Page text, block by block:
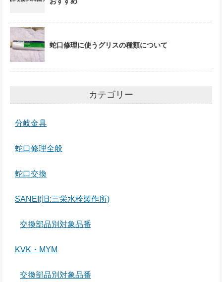
蛇口修理に使うグリスの種類について
カテゴリー
分岐金具
蛇口修理全般
蛇口交換
SANEI(旧:三栄水栓製作所)
交換部品別対象品番
KVK・MYM
交換部品別対象品番